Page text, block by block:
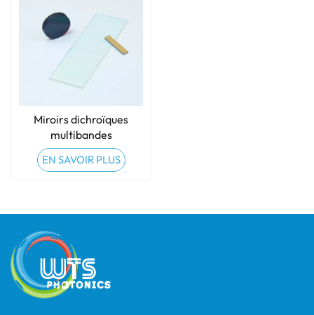
Miroirs dichroïques
multibandes
EN SAVOIR PLUS